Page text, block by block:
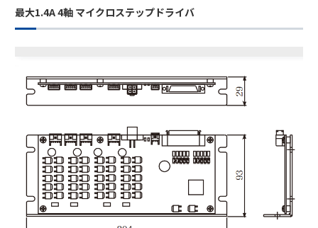
最大1.4A 4軸 マイクロステップドライバ
高速FA通信機器
AE-LINKホスト
AE-LINKスレーブ